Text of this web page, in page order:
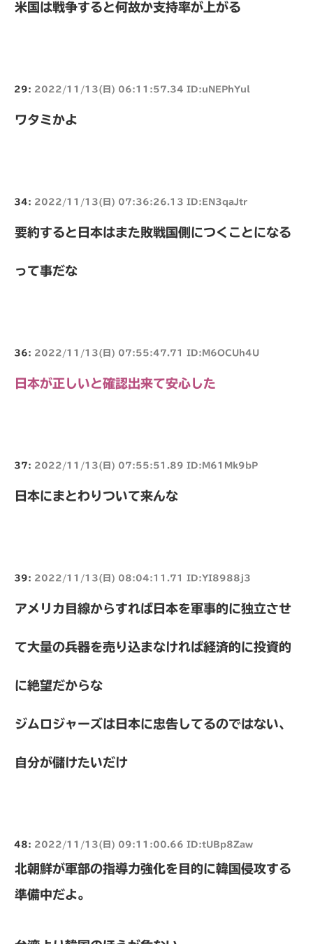
米国は戦争すると何故か支持率が上がる
29: 2022/11/13(日) 06:11:57.34 ID:uNEPhYul
ワタミかよ
34: 2022/11/13(日) 07:36:26.13 ID:EN3qaJtr
要約すると日本はまた敗戦国側につくことになる
って事だな
36: 2022/11/13(日) 07:55:47.71 ID:M6OCUh4U
日本が正しいと確認出来て安心した
37: 2022/11/13(日) 07:55:51.89 ID:M61Mk9bP
日本にまとわりついて来んな
39: 2022/11/13(日) 08:04:11.71 ID:YI8988j3
アメリカ目線からすれば日本を軍事的に独立させ
て大量の兵器を売り込まなければ経済的に投資的
に絶望だからな
ジムロジャーズは日本に忠告してるのではない、
自分が儲けたいだけ
48: 2022/11/13(日) 09:11:00.66 ID:tUBp8Zaw
北朝鮮が軍部の指導力強化を目的に韓国侵攻する
準備中だよ。